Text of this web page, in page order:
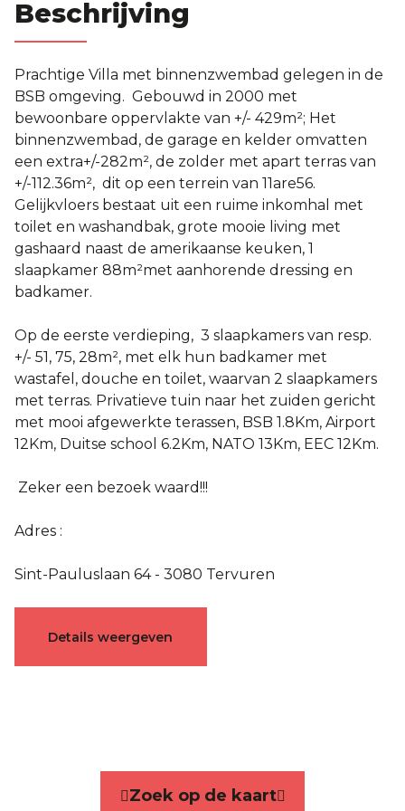
Beschrijving
Prachtige Villa met binnenzwembad gelegen in de
BSB omgeving. Gebouwd in 2000 met
bewoonbare oppervlakte van +/- 429m²; Het
binnenzwembad, de garage en kelder omvatten
een extra+/-282m², de zolder met apart terras van
+/-112.36m², dit op een terrein van 11are56.
Gelijkvloers bestaat uit een ruime inkomhal met
toilet en washandbak, grote mooie living met
gashaard naast de amerikaanse keuken, 1
slaapkamer 88m²met aanhorende dressing en
badkamer.
Op de eerste verdieping, 3 slaapkamers van resp.
+/- 51, 75, 28m², met elk hun badkamer met
wastafel, douche en toilet, waarvan 2 slaapkamers
met terras. Privatieve tuin naar het zuiden gericht
met mooi afgewerkte terassen, BSB 1.8Km, Airport
12Km, Duitse school 6.2Km, NATO 13Km, EEC 12Km.
Zeker een bezoek waard!!!
Adres :
Sint-Pauluslaan 64 - 3080 Tervuren
Karakteristieken
Details weergeven
Zoek op de kaart